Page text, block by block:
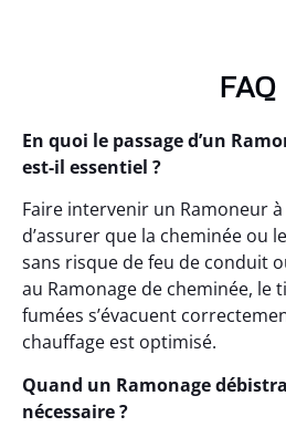
FAQ
En quoi le passage d’un
est-il essentiel ?
Faire intervenir un Ramoneur
d’assurer que la cheminée ou
sans risque de feu de conduit
au Ramonage de cheminée, le
fumées s’évacuent
chauffage est optimisé.
Quand un Ramonage
nécessaire ?